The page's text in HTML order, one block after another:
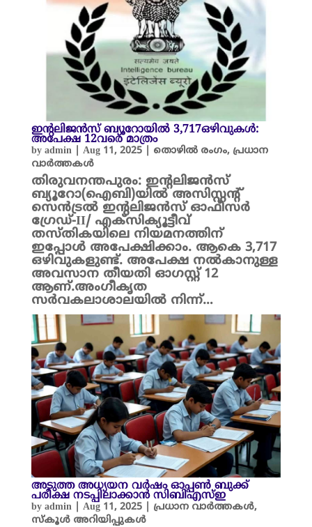
ഇന്റലിജന്‍സ് ബ്യൂറോയിൽ 3,717ഒഴിവുകള്‍:
അപേക്ഷ 12വരെ മാത്രം
by admin| Aug 11, 2025| തൊഴിൽ രംഗം, പ്രധാന
വാർത്തകൾ
തിരുവനന്തപുരം: ഇന്റലിജന്‍സ്
ബ്യൂറോ(ഐബി)യിൽ അസിസ്റ്റന്റ്
സെന്‍ട്രല്‍ ഇന്റലിജന്‍സ് ഓഫീസര്‍
ഗ്രേഡ്-II/ എക്‌സിക്യൂട്ടീവ്
തസ്തികയിലെ നിയമനത്തിന്
ഇപ്പോൾ അപേക്ഷിക്കാം. ആകെ 3,717
ഒഴിവുകളുണ്ട്. അപേക്ഷ നൽകാനുള്ള
അവസാന തീയതി ഓഗസ്റ്റ് 12
ആണ്.അംഗീകൃത
സര്‍വകലാശാലയില്‍ നിന്ന്…
അടുത്ത അധ്യയന വർഷം ഓപ്പൺ ബുക്ക്
പരീക്ഷ നടപ്പിലാക്കാൻ സിബിഎസ്ഇ
by admin| Aug 11, 2025| പ്രധാന വാർത്തകൾ,
സ്കൂൾ അറിയിപ്പുകൾ